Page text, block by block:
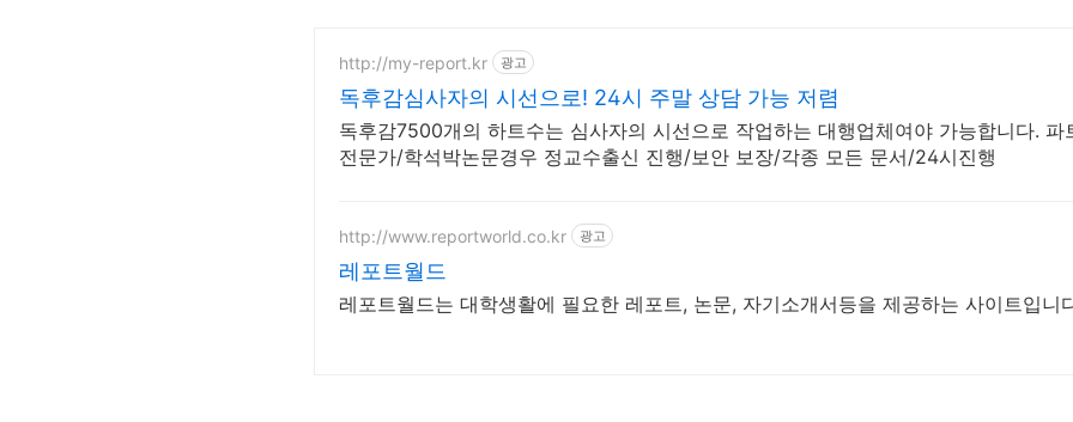
http://my-report.kr 광고
독후감심사자의 시선으로! 24시 주말 상담 가능 저렴
독후감7500개의 하트수는 심사자의 시선으로 작업하는 대행업체여야 가능합니다. 파
전문가/학석박논문경우 정교수출신 진행/보안 보장/각종 모든 문서/24시진행
http://www.reportworld.co.kr 광고
레포트월드
레포트월드는 대학생활에 필요한 레포트, 논문, 자기소개서등을 제공하는 사이트입니